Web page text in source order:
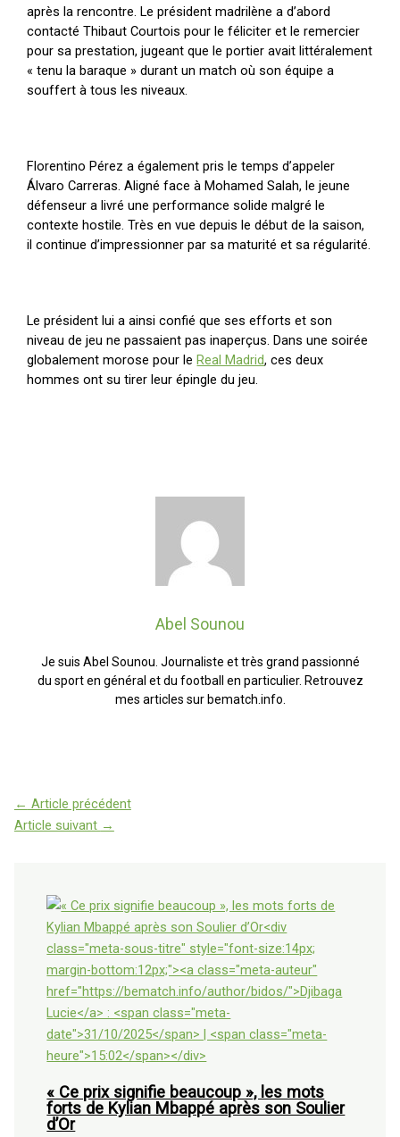
après la rencontre. Le président madrilène a d’abord
contacté Thibaut Courtois pour le féliciter et le remercier
pour sa prestation, jugeant que le portier avait littéralement
« tenu la baraque » durant un match où son équipe a
souffert à tous les niveaux.
Florentino Pérez a également pris le temps d’appeler
Álvaro Carreras. Aligné face à Mohamed Salah, le jeune
défenseur a livré une performance solide malgré le
contexte hostile. Très en vue depuis le début de la saison,
il continue d’impressionner par sa maturité et sa régularité.
Le président lui a ainsi confié que ses efforts et son
niveau de jeu ne passaient pas inaperçus. Dans une soirée
globalement morose pour leReal Madrid, ces deux
hommes ont su tirer leur épingle du jeu.
Abel Sounou
Je suis Abel Sounou. Journaliste et très grand passionné
du sport en général et du football en particulier. Retrouvez
mes articles sur bematch.info.
← Article précédent
Article suivant →
« Ce prix signifie beaucoup », les mots
forts de Kylian Mbappé après son Soulier
d’Or